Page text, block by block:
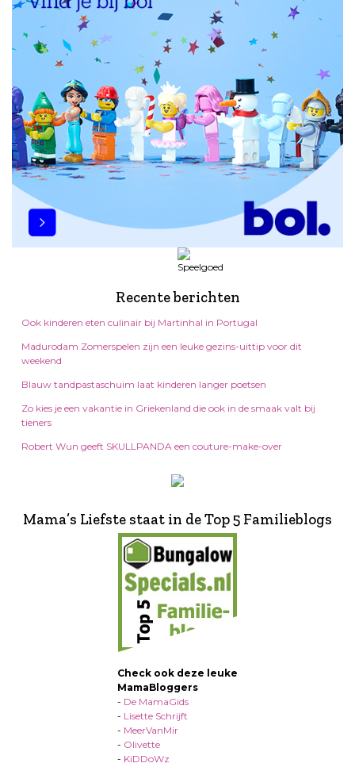
Recente berichten
Ook kinderen eten culinair bij Martinhal in Portugal
Madurodam Zomerspelen zijn een leuke gezins-uittip voor dit
weekend
Blauw tandpastaschuim laat kinderen langer poetsen
Zo kies je een vakantie in Griekenland die ook in de smaak valt bij
tieners
Robert Wun geeft SKULLPANDA een couture-make-over
Mama’s Liefste staat in de Top 5 Familieblogs
Check ook deze leuke
MamaBloggers
- De MamaGids
- Lisette Schrijft
- MeerVanMir
- Olivette
- KiDDoWz